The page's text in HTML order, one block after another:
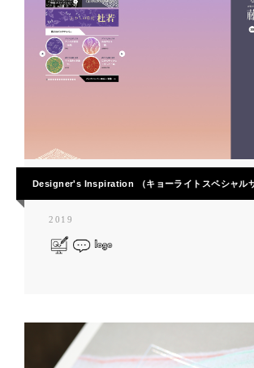
Designer's Inspiration （キョーライトスペシャルサ
2019